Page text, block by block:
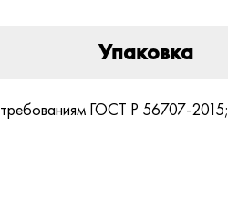
Упаковка
требованиям ГОСТ Р 56707-2015;